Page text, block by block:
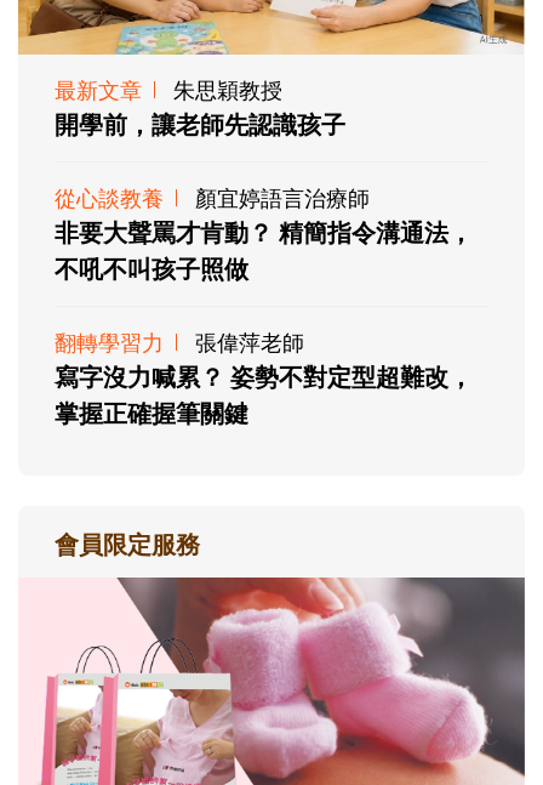
最新文章 朱思穎教授
開學前，讓老師先認識孩子
從心談教養 顏宜婷語言治療師
非要大聲罵才肯動？ 精簡指令溝通法，
不吼不叫孩子照做
翻轉學習力 張偉萍老師
寫字沒力喊累？ 姿勢不對定型超難改，
掌握正確握筆關鍵
會員限定服務